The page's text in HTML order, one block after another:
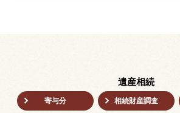
遺産相続
寄与分 相続財産調査